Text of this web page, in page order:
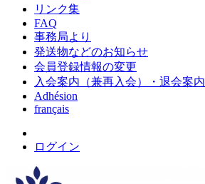
リンク集
FAQ
事務局より
発送物などのお知らせ
会員登録情報の変更
入会案内（兼再入会）・退会案内
Adhésion
français
ログイン